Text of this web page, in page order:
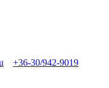
+36-30/942-9019